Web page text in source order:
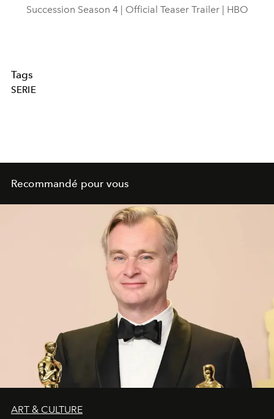
Succession Season 4 | Official Teaser Trailer | HBO
Tags
SERIE
Recommandé pour vous
ART & CULTURE